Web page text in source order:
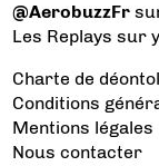
@AerobuzzFr
Les Replays sur
Charte de
Conditions
Mentions légales
Nous contacter